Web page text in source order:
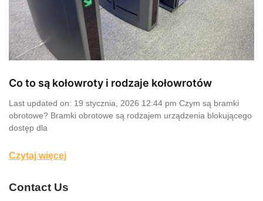
Co to są kołowroty i rodzaje kołowrotów
Last updated on: 19 stycznia, 2026 12:44 pm Czym są bramki
obrotowe? Bramki obrotowe są rodzajem urządzenia blokującego
dostęp dla
Czytaj więcej
Contact Us